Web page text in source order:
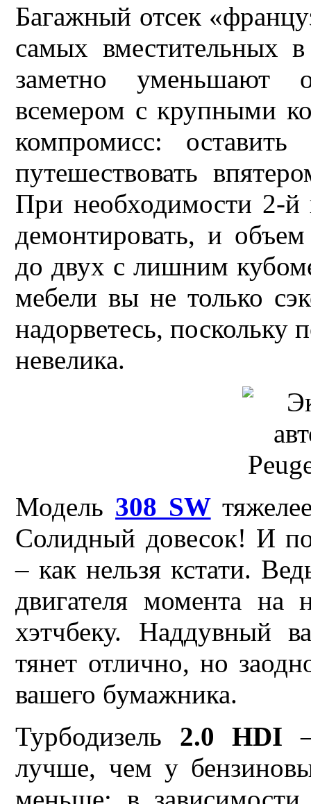
Багажный отсек
самых вместительных
заметно уменьшают
всемером с крупными
компромисс:
путешествовать
При необходимости 2-
демонтировать, и
до двух с лишним
мебели вы не только
надорветесь, поскольку
невелика.
Модель 308 SW
Солидный довесок! И
– как нельзя кстати.
двигателя момента на
хэтчбеку. Наддувный
тянет отлично, но
вашего бумажника.
Турбодизель 2.0 HDI
лучше, чем у